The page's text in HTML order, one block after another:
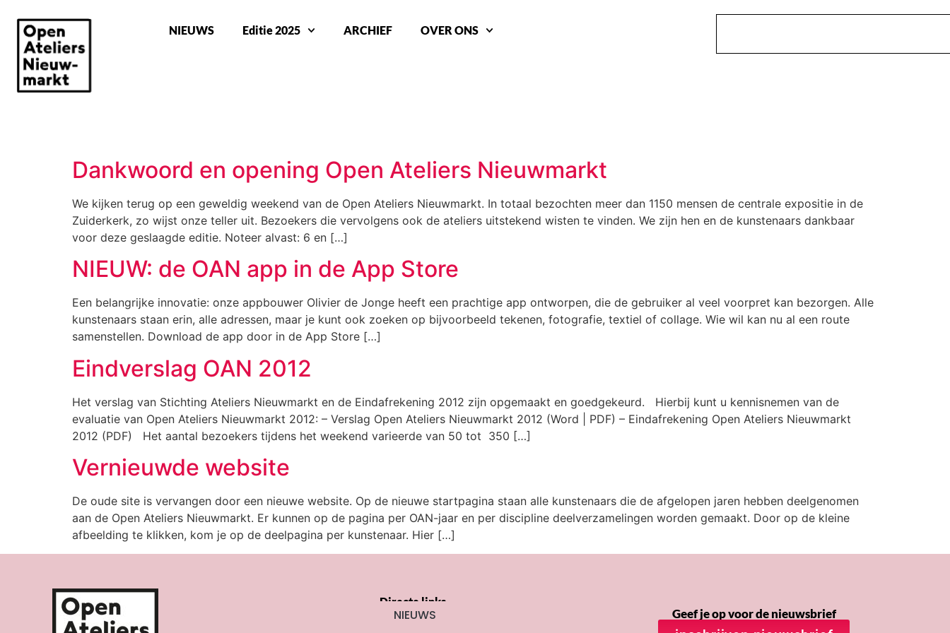
NIEUWS Editie 2025 ARCHIEF OVER ONS
Dankwoord en opening Open Ateliers Nieuwmarkt
We kijken terug op een geweldig weekend van de Open Ateliers Nieuwmarkt. In totaal bezochten meer dan 1150 mensen de centrale expositie in de
Zuiderkerk, zo wijst onze teller uit. Bezoekers die vervolgens ook de ateliers uitstekend wisten te vinden. We zijn hen en de kunstenaars dankbaar
voor deze geslaagde editie. Noteer alvast: 6 en […]
NIEUW: de OAN app in de App Store
Een belangrijke innovatie: onze appbouwer Olivier de Jonge heeft een prachtige app ontworpen, die de gebruiker al veel voorpret kan bezorgen. Alle
kunstenaars staan erin, alle adressen, maar je kunt ook zoeken op bijvoorbeeld tekenen, fotografie, textiel of collage. Wie wil kan nu al een route
samenstellen. Download de app door in de App Store […]
Eindverslag OAN 2012
Het verslag van Stichting Ateliers Nieuwmarkt en de Eindafrekening 2012 zijn opgemaakt en goedgekeurd. Hierbij kunt u kennisnemen van de
evaluatie van Open Ateliers Nieuwmarkt 2012: – Verslag Open Ateliers Nieuwmarkt 2012 (Word | PDF) – Eindafrekening Open Ateliers Nieuwmarkt
2012 (PDF) Het aantal bezoekers tijdens het weekend varieerde van 50 tot 350 […]
Vernieuwde website
De oude site is vervangen door een nieuwe website. Op de nieuwe startpagina staan alle kunstenaars die de afgelopen jaren hebben deelgenomen
aan de Open Ateliers Nieuwmarkt. Er kunnen op de pagina per OAN-jaar en per discipline deelverzamelingen worden gemaakt. Door op de kleine
afbeelding te klikken, kom je op de deelpagina per kunstenaar. Hier […]
Directe links
NIEUWS Geef je op voor de nieuwsbrief